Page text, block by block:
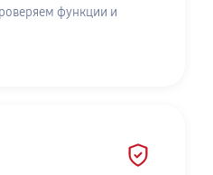
функции и